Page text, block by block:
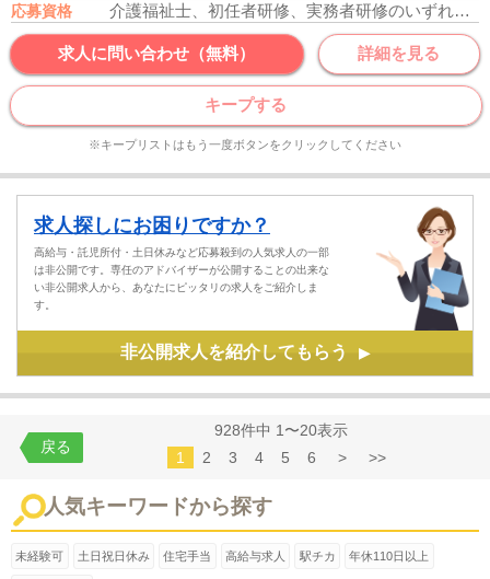
応募資格 介護福祉士、初任者研修、実務者研修のいずれかの資格をお持ちの方
求人に問い合わせ（無料） 詳細を見る
キープする
※キープリストはもう一度ボタンをクリックしてください
求人探しにお困りですか？
高給与・託児所付・土日休みなど応募殺到の人気求人の一部
は非公開です。専任のアドバイザーが公開することの出来な
い非公開求人から、あなたにピッタリの求人をご紹介しま
す。
非公開求人を紹介してもらう ▶
928件中 1〜20表示
1
2 3 4 5 6 > >>
戻る
人気キーワードから探す
未経験可 土日祝日休み 住宅手当 高給与求人 駅チカ 年休110日以上